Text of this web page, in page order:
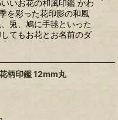
いお花の和風印鑑 かわ
を彩った花印影の和風
兎、鳩に手毬といった
てもお花とお名前のダ
柄印鑑 12mm丸